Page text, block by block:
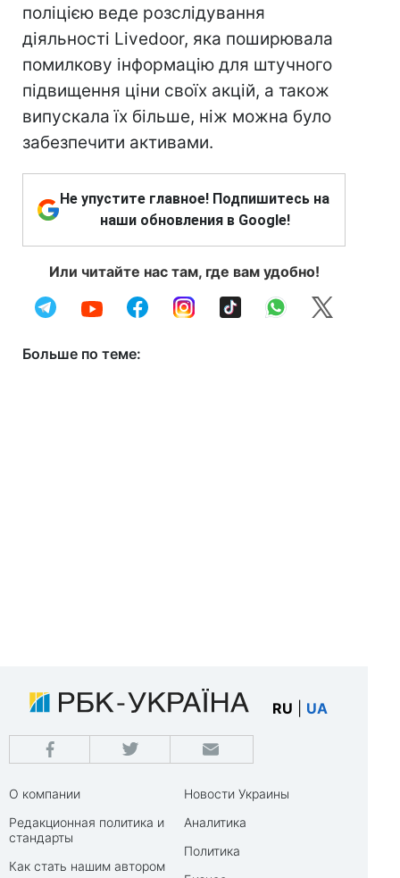
поліцією веде розслідування
діяльності Livedoor, яка поширювала
помилкову інформацію для штучного
підвищення ціни своїх акцій, а також
випускала їх більше, ніж можна було
забезпечити активами.
Не упустите главное! Подпишитесь на
наши обновления в Google!
Или читайте нас там, где вам удобно!
Больше по теме:
RU UA
О компании
Редакционная политика и
стандарты
Как стать нашим автором
Новости Украины
Аналитика
Политика